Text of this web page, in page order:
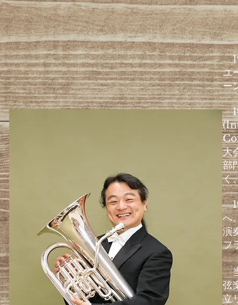
ユ
ー
大
部
く
へ
演
フ
当
弦
立